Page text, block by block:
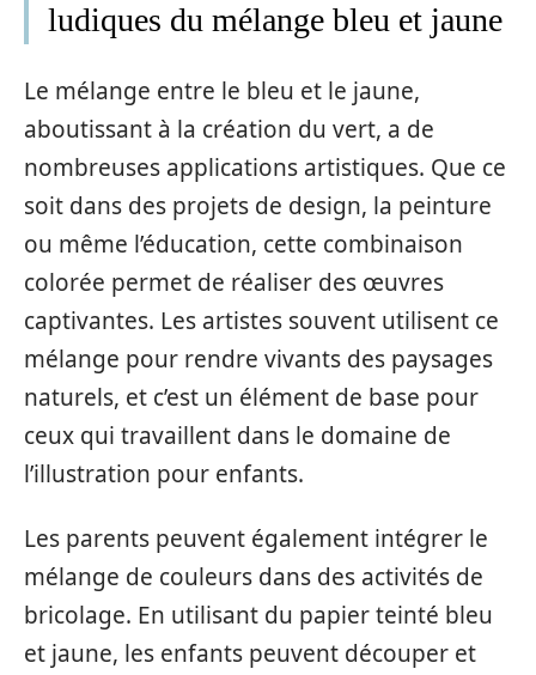
ludiques du mélange bleu et jaune
Le mélange entre le bleu et le jaune,
aboutissant à la création du vert, a de
nombreuses applications artistiques. Que ce
soit dans des projets de design, la peinture
ou même l’éducation, cette combinaison
colorée permet de réaliser des œuvres
captivantes. Les artistes souvent utilisent ce
mélange pour rendre vivants des paysages
naturels, et c’est un élément de base pour
ceux qui travaillent dans le domaine de
l’illustration pour enfants.
Les parents peuvent également intégrer le
mélange de couleurs dans des activités de
bricolage. En utilisant du papier teinté bleu
et jaune, les enfants peuvent découper et